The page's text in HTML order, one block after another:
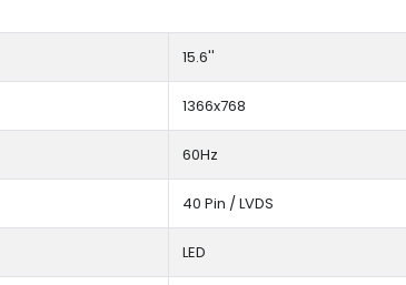
15.6''
1366x768
60Hz
40 Pin / LVDS
LED